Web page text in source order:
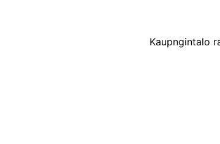
Kaupngintalo